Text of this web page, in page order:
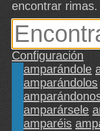
encontrar rimas.
Configuración
amparándole
amparándolos
amparársele
amparéis